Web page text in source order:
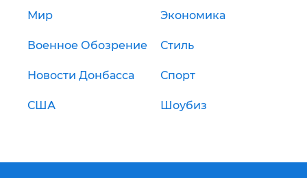
Мир Экономика
Военное Обозрение Стиль
Новости Донбасса Спорт
США Шоубиз